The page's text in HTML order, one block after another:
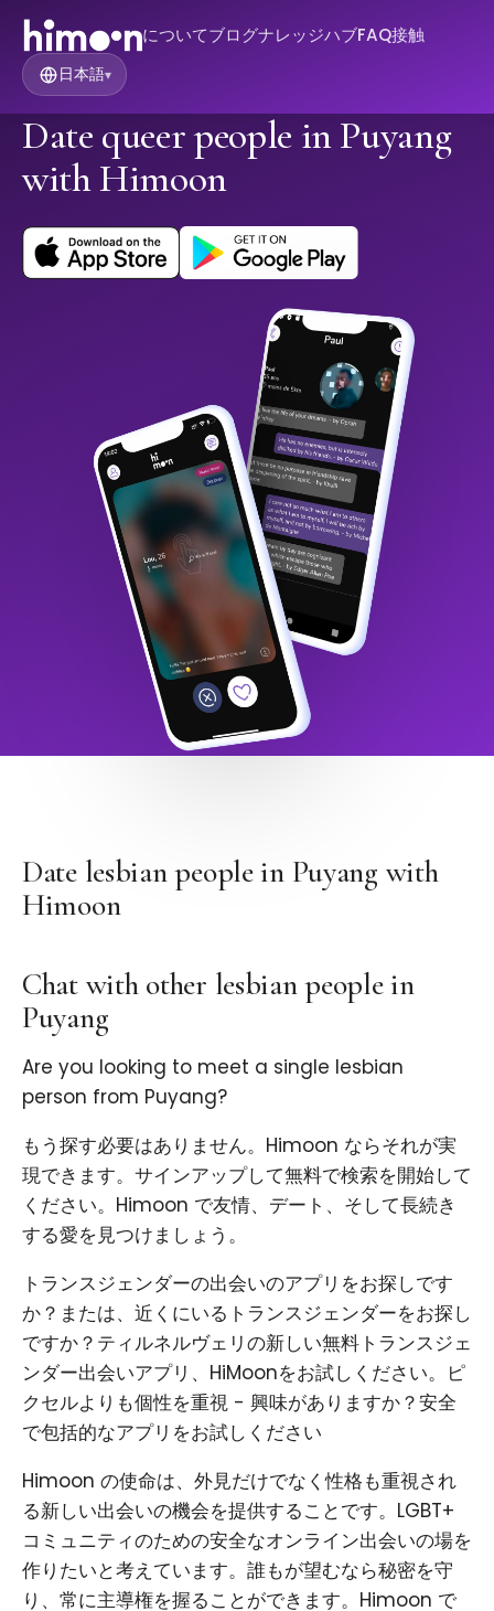
についてブログナレッジハブFAQ接触
日本語▾
Date queer people in Puyang
with Himoon
Date lesbian people in Puyang with
Himoon
Chat with other lesbian people in
Puyang
Are you looking to meet a single lesbian
person from Puyang?
もう探す必要はありません。Himoon ならそれが実
現できます。サインアップして無料で検索を開始して
ください。Himoon で友情、デート、そして長続き
する愛を見つけましょう。
トランスジェンダーの出会いのアプリをお探しです
か？または、近くにいるトランスジェンダーをお探し
ですか？ティルネルヴェリの新しい無料トランスジェ
ンダー出会いアプリ、HiMoonをお試しください。ピ
クセルよりも個性を重視 - 興味がありますか？安全
で包括的なアプリをお試しください
Himoon の使命は、外見だけでなく性格も重視され
る新しい出会いの機会を提供することです。LGBT+
コミュニティのための安全なオンライン出会いの場を
作りたいと考えています。誰もが望むなら秘密を守
り、常に主導権を握ることができます。Himoon で